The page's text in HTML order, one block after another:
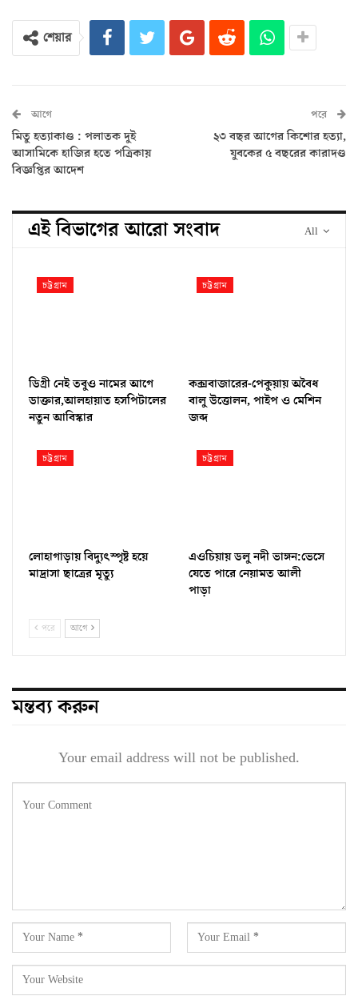
শেয়ার
আগে
মিতু হত্যাকাণ্ড : পলাতক দুই
আসামিকে হাজির হতে পত্রিকায়
বিজ্ঞপ্তির আদেশ
পরে
২৩ বছর আগের কিশোর হত্যা,
যুবকের ৫ বছরের কারাদণ্ড
All
এই বিভাগের আরো সংবাদ
চট্টগ্রাম
ডিগ্রী নেই তবুও নামের আগে
ডাক্তার,আলহায়াত হসপিটালের
নতুন আবিস্কার
চট্টগ্রাম
কক্সবাজারের-পেকুয়ায় অবৈধ
বালু উত্তোলন, পাইপ ও মেশিন
জব্দ
চট্টগ্রাম
লোহাগাড়ায় বিদ্যুৎস্পৃষ্ট হয়ে
মাদ্রাসা ছাত্রের মৃত্যু
চট্টগ্রাম
এওচিয়ায় ডলু নদী ভাঙ্গন:ভেসে
যেতে পারে নেয়ামত আলী
পাড়া
পরে আগে
মন্তব্য করুন
Your email address will not be published.